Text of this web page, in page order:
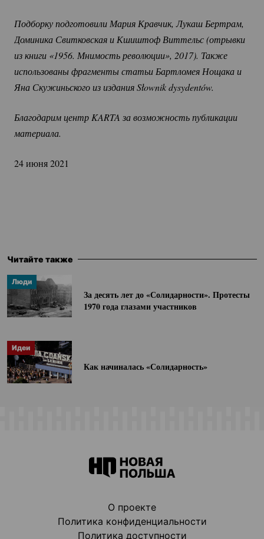
Подборку подготовили Мария Кравчик, Лукаш Бертрам,
Доминика Свитковская и Кшиштоф Виттельс (отрывки
из книги «1956. Мнимость революции», 2017). Также
использованы фрагменты статьи Бартломея Нощака и
Яна Скужиньского из издания Słownik dysydentów.
Благодарим центр KARTA за возможность публикации
материала.
24 июня 2021
Читайте также
Люди
За десять лет до «Солидарности». Протесты
1970 года глазами участников
Идеи
Как начиналась «Солидарность»
О проекте
Политика конфиденциальности
Политика доступности